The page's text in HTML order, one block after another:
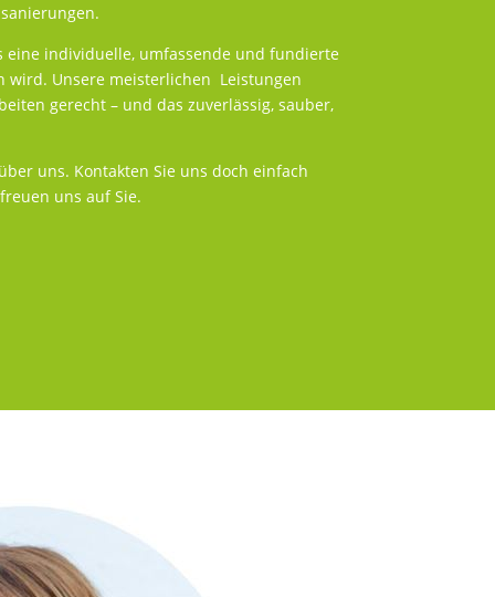
individuelle, umfassende und fundierte
wird. Unsere meisterlichen Leistungen
gerecht – und das zuverlässig, sauber,
uns. Kontakten Sie uns doch einfach
uns auf Sie.